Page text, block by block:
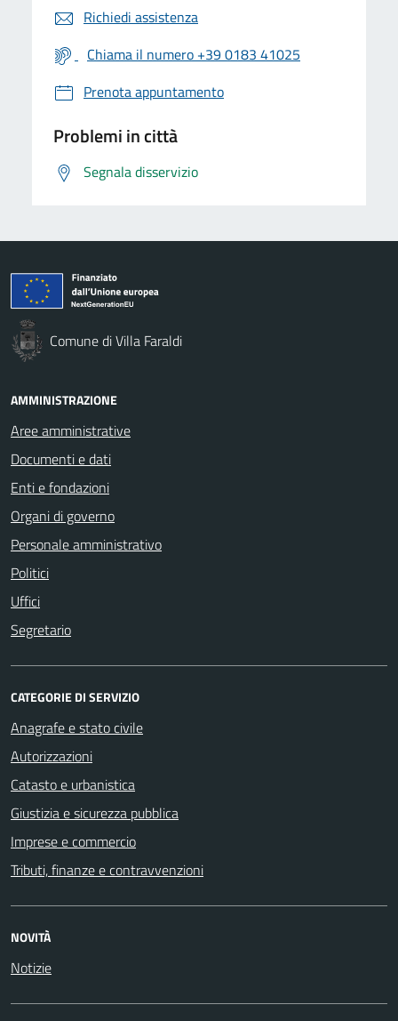
Richiedi assistenza
Chiama il numero +39 0183 41025
Prenota appuntamento
Problemi in città
Segnala disservizio
Comune di Villa Faraldi
AMMINISTRAZIONE
Aree amministrative
Documenti e dati
Enti e fondazioni
Organi di governo
Personale amministrativo
Politici
Uffici
Segretario
CATEGORIE DI SERVIZIO
Anagrafe e stato civile
Autorizzazioni
Catasto e urbanistica
Giustizia e sicurezza pubblica
Imprese e commercio
Tributi, finanze e contravvenzioni
NOVITÀ
Notizie